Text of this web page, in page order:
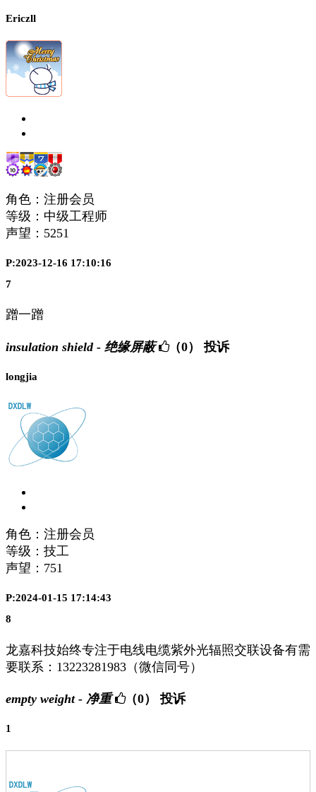
Ericzll
角色：注册会员
等级：中级工程师
声望： 5251
P:2023-12-16 17:10:16
7
蹭一蹭
insulation shield - 绝缘屏蔽 （0） 投诉
longjia
角色：注册会员
等级：技工
声望： 751
P:2024-01-15 17:14:43
8
龙嘉科技始终专注于电线电缆紫外光辐照交联设备有需
要联系：13223281983（微信同号）
empty weight - 净重 （0） 投诉
1